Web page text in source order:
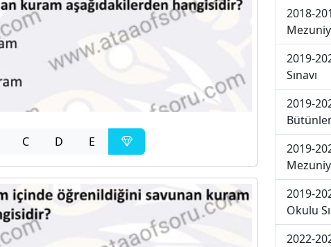
C D E
2018-
2019-
Sınavı
2019-
2019-
2019-
Okulu
2022-